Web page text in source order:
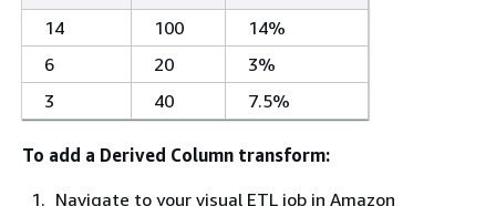
14 100
14%
6
20
3%
3
40 7.5%
To add a Derived Column transform:
Navigate to your visual ETL job in Amazon